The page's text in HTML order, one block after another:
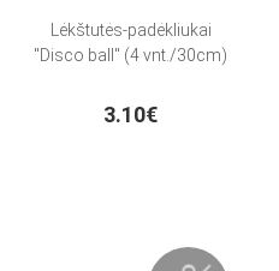
Lėkštutės-padėkliukai
"Disco ball" (4 vnt./30cm)
3.10€